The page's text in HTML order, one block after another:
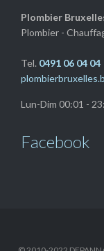
Plombier
Plombier -
Tel. 0491 06 04 04
Lun-Dim 00:01 -
Facebook